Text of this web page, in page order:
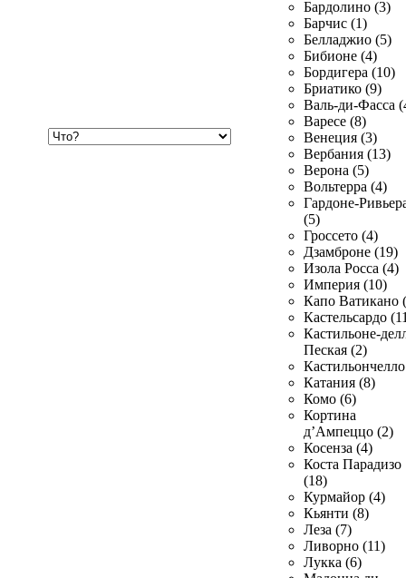
Бардолино (3)
Барчис (1)
Белладжио (5)
Бибионе (4)
Бордигера (10)
Бриатико (9)
Валь-ди-Фасса
Варесе (8)
Венеция (3)
Вербания (13)
Верона (5)
Вольтерра (4)
Гардоне-
(5)
Гроссето (4)
Дзамброне (19)
Изола Росса (4)
Империя (10)
Капо Ватикано
Кастельсардо
Кастильоне-
Пеская (2)
Катания (8)
Комо (6)
Кортина
д’Ампеццо (2)
Косенза (4)
Коста Парадизо
(18)
Курмайор (4)
Кьянти (8)
Леза (7)
Ливорно (11)
Лукка (6)